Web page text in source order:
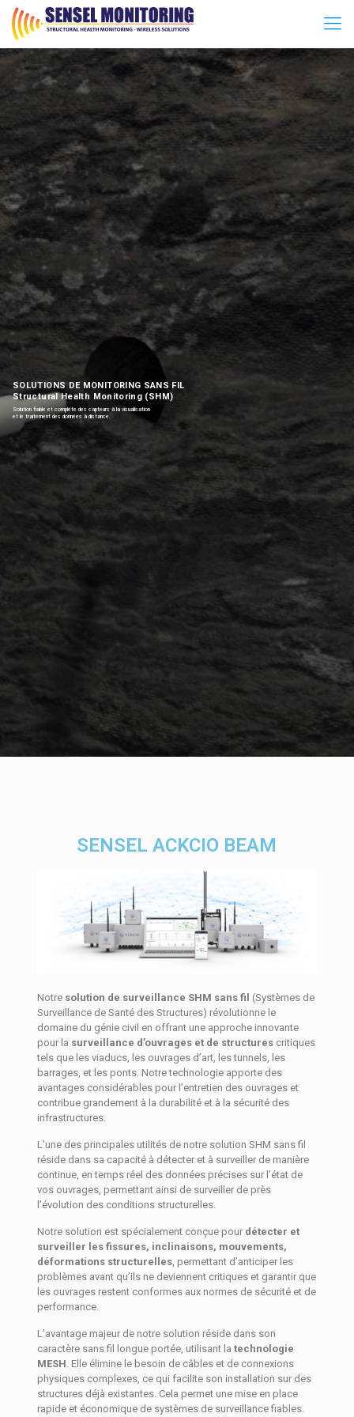
SOLUTIONS DE MONITORING SANS FIL
Structural Health Monitoring (SHM)
Solution fiable et complète des capteurs à la visualisation
et le traitement des données à distance.
SENSEL ACKCIO BEAM
Notre solution de surveillance SHM sans fil (Systèmes de
Surveillance de Santé des Structures) révolutionne le
domaine du génie civil en offrant une approche innovante
pour la surveillance d’ouvrages et de structurescritiques
tels que les viaducs, les ouvrages d’art, les tunnels, les
barrages, et les ponts. Notre technologie apporte des
avantages considérables pour l’entretien des ouvrages et
contribue grandement à la durabilité et à la sécurité des
infrastructures.
L’une des principales utilités de notre solution SHM sans fil
réside dans sa capacité à détecter et à surveiller de manière
continue, en temps réel des données précises sur l’état de
vos ouvrages, permettant ainsi de surveiller de près
l’évolution des conditions structurelles.
Notre solution est spécialement conçue pour détecter et
surveiller les fissures, inclinaisons, mouvements,
déformations structurelles, permettant d’anticiper les
problèmes avant qu’ils ne deviennent critiques et garantir que
les ouvrages restent conformes aux normes de sécurité et de
performance.
L’avantage majeur de notre solution réside dans son
caractère sans fil longue portée, utilisant la technologie
MESH . Elle élimine le besoin de câbles et de connexions
physiques complexes, ce qui facilite son installation sur des
structures déjà existantes. Cela permet une mise en place
rapide et économique de systèmes de surveillance fiables.